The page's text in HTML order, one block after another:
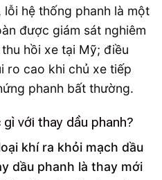
lỗi hệ thống phanh là một
được giám sát nghiêm
hồi xe tại Mỹ; điều
ro cao khi chủ xe tiếp
phanh bất thường.
với thay dầu phanh?
khí ra khỏi mạch dầu
dầu phanh là thay mới